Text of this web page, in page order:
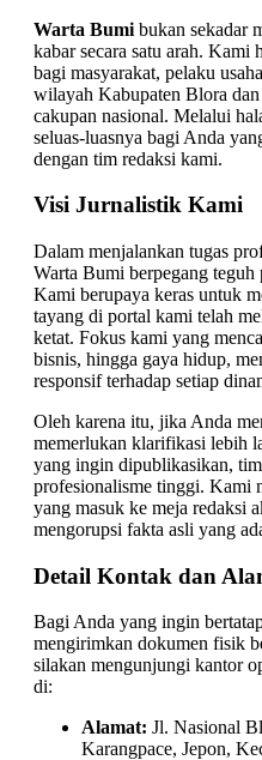
Warta Bumi bukan sekadar
kabar secara satu arah. Kami
bagi masyarakat, pelaku
wilayah Kabupaten Blora
cakupan nasional. Melalui
seluas-luasnya bagi Anda
dengan tim redaksi kami.
Visi Jurnalistik Kami
Dalam menjalankan tugas
Warta Bumi berpegang
Kami berupaya keras untuk
tayang di portal kami telah
ketat. Fokus kami yang
bisnis, hingga gaya hidup,
responsif terhadap setiap
Oleh karena itu, jika Anda
memerlukan klarifikasi lebih
yang ingin dipublikasikan,
profesionalisme tinggi. Kami
yang masuk ke meja redaksi
mengorupsi fakta asli yang
Detail Kontak dan
Bagi Anda yang ingin
mengirimkan dokumen fisik
silakan mengunjungi kantor
di:
Alamat: Jl. Nasional
Karangpace, Jepon,